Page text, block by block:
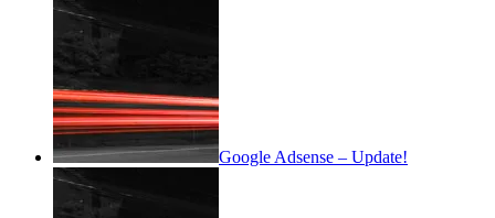
Google Adsense – Update!